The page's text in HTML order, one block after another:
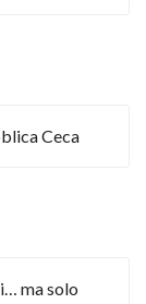
Ceca
ma solo